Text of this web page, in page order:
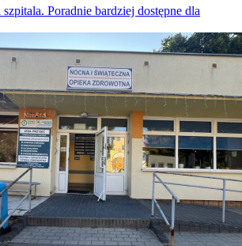
szpitala. Poradnie bardziej dostępne dla